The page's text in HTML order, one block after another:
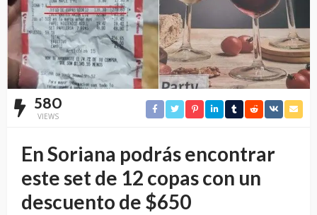
580
VIEWS
En Soriana podrás encontrar
este set de 12 copas con un
descuento de $650